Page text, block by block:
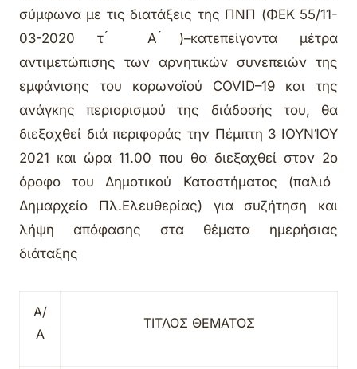
σύμφωνα με τις διατάξεις της ΠΝΠ (ΦΕΚ 55/11-
03-2020 τ ́ Α ́)–κατεπείγοντα μέτρα
αντιμετώπισης των αρνητικών συνεπειών της
εμφάνισης του κορωνοϊού COVID–19 και της
ανάγκης περιορισμού της διάδοσής του, θα
διεξαχθεί διά περιφοράς την Πέμπτη 3 ΙΟΥΝΊΟΥ
2021 και ώρα11.00 που θα διεξαχθεί στον 2ο
όροφο του Δημοτικού Καταστήματος
(παλιό
Δημαρχείο Πλ.Ελευθερίας) για συζήτηση και
λήψη απόφασης στα θέματα ημερήσιας
διάταξης
Α/
Α
ΤΙΤΛΟΣ ΘΕΜΑΤΟΣ